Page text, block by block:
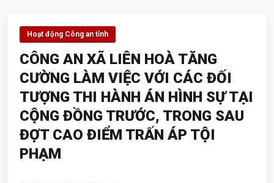
Hoạt động Công an tỉnh
CÔNG AN XÃ LIÊN HOÀ TĂNG
CƯỜNG LÀM VIỆC VỚI CÁC ĐỐI
TƯỢNG THI HÀNH ÁN HÌNH SỰ TẠI
CỘNG ĐỒNG TRƯỚC, TRONG SAU
ĐỢT CAO ĐIỂM TRẤN ÁP TỘI
PHẠM